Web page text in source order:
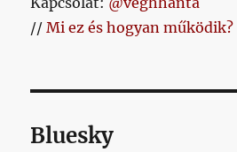
//Mi ez és hogyan működik?
Bluesky